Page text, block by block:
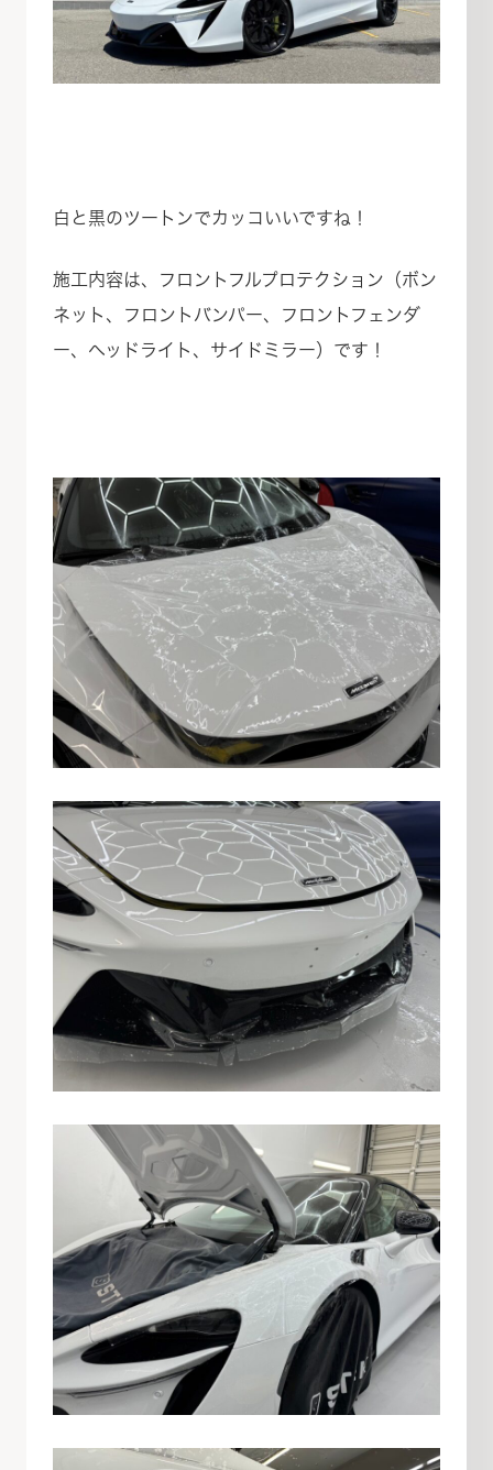
白と黒のツートンでカッコいいですね！
施工内容は、フロントフルプロテクション（ボン
ネット、フロントバンパー、フロントフェンダ
ー、ヘッドライト、サイドミラー）です！